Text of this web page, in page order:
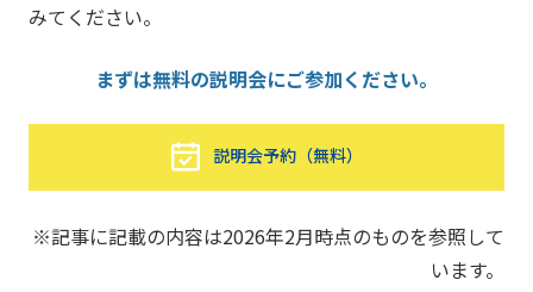
みてください。
まずは無料の説明会にご参加ください。
説明会予約（無料）
※記事に記載の内容は2026年2月時点のものを参照して
います。